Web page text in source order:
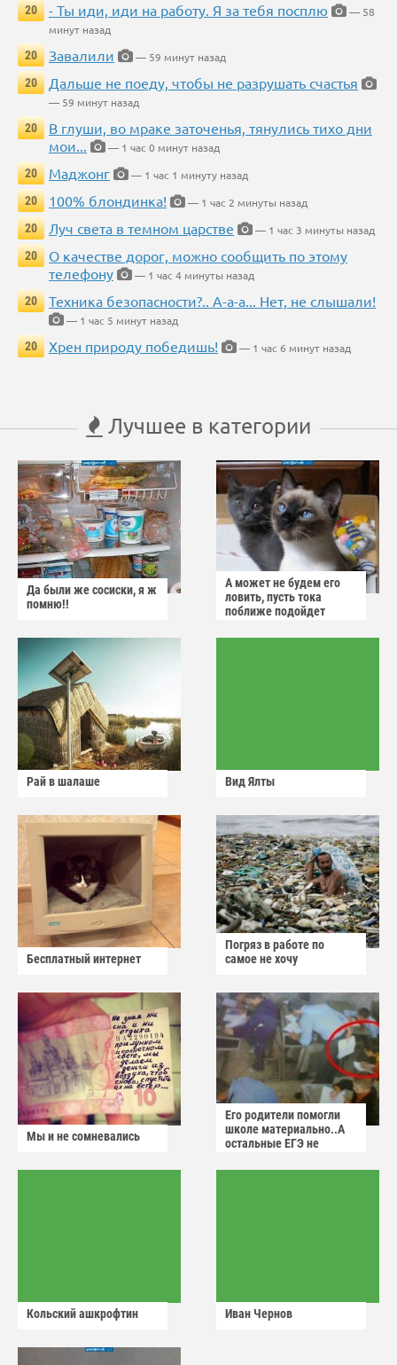
20 - Ты иди, иди на работу. Я за тебя посплю
— 58
минут назад
20
Завалили
— 59 минут назад
20
Дальше не поеду, чтобы не разрушать счастья
— 59 минут назад
20
В глуши, во мраке заточенья, тянулись тихо дни
мои...
— 1 час 0 минут назад
20
Маджонг
— 1 час 1 минуту назад
20
100% блондинка!
— 1 час 2 минуты назад
20
Луч света в темном царстве
— 1 час 3 минуты назад
20
О качестве дорог, можно сообщить по этому
телефону
— 1 час 4 минуты назад
20
Техника безопасности?.. А-а-а... Нет, не слышали!
— 1 час 5 минут назад
20
Хрен природу победишь! — 1 час 6 минут назад
Лучшее в категории
Да были же сосиски, я ж
помню!!
А может не будем его
ловить, пусть тока
поближе подойдет
Рай в шалаше Вид Ялты
Бесплатный интернет
Погряз в работе по
самое не хочу
Мы и не сомневались
Его родители помогли
школе материально..А
остальные ЕГЭ не
Кольский ашкрофтин Иван Чернов